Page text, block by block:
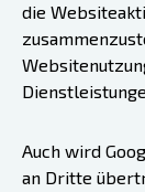
die
Auch wird
an Dritte